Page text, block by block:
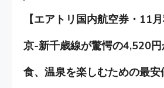
【エアトリ国内航空券・11
京-新千歳線が驚愕の4,520円
食、温泉を楽しむための最安